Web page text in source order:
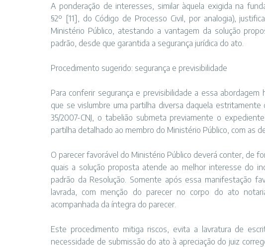
A ponderação de interesses, similar àquela exigida na
§2º [11] , do Código de Processo Civil, por analogia),
Ministério Público, atestando a vantagem da solução
padrão, desde que garantida a segurança jurídica do ato.
Procedimento sugerido: segurança e previsibilidade
Para conferir segurança e previsibilidade a essa
que se vislumbre uma partilha diversa daquela estritamente
35/2007-CNJ, o tabelião submeta previamente o
partilha detalhado ao membro do Ministério Público, com as
O parecer favorável do Ministério Público deverá conter, de
quais a solução proposta atende ao melhor interesse do
padrão da Resolução. Somente após essa manifestação
lavrada, com menção do parecer no corpo do ato
acompanhada da íntegra do parecer.
Este procedimento mitiga riscos, evita a lavratura de
necessidade de submissão do ato à apreciação do juiz